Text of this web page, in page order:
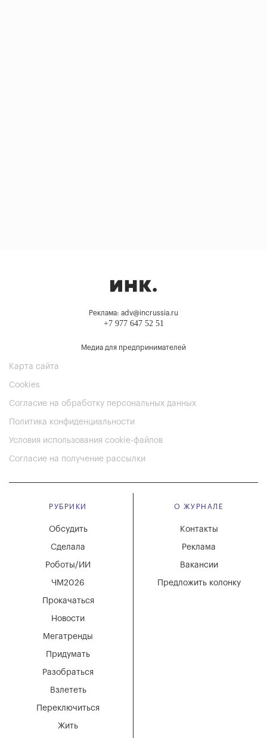
Реклама: adv@incrussia.ru
+7 977 647 52 51
Медиа для предпринимателей
Карта сайта
Cookies
Согласие на обработку персональных данных
Политика конфиденциальности
Условия использования cookie-файлов
Согласие на получение рассылки
РУБРИКИ
Мегатренды
Придумать
Разобраться
Взлететь
Новости
Переключиться
Жить
Обсудить
Сделала
Роботы/ИИ
ЧМ2026
Прокачаться
О ЖУРНАЛЕ
Вакансии
Реклама
Контакты
Предложить колонку